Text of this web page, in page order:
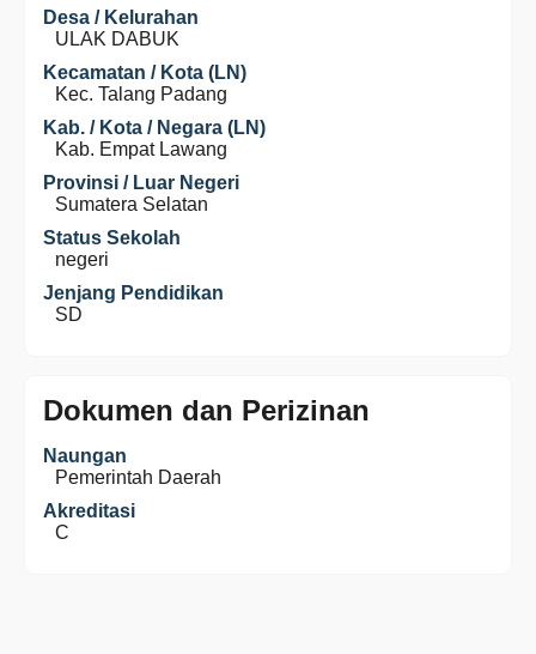
Desa / Kelurahan
ULAK DABUK
Kecamatan / Kota (LN)
Kec. Talang Padang
Kab. / Kota / Negara (LN)
Kab. Empat Lawang
Provinsi / Luar Negeri
Sumatera Selatan
Status Sekolah
negeri
Jenjang Pendidikan
SD
Dokumen dan Perizinan
Naungan
Pemerintah Daerah
Akreditasi
C